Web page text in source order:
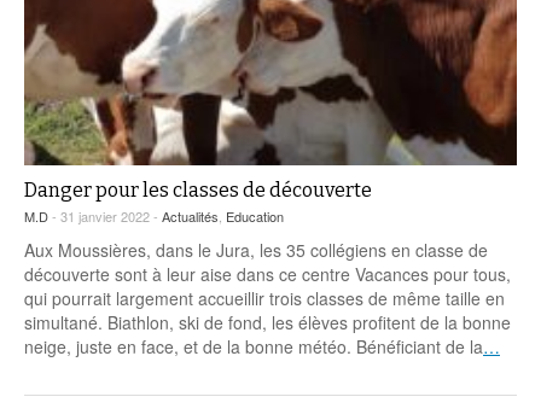
Danger pour les classes de découverte
M.D- 31 janvier 2022 - Actualités, Education
Aux Moussières, dans le Jura, les 35 collégiens en classe de
découverte sont à leur aise dans ce centre Vacances pour tous,
qui pourrait largement accueillir trois classes de même taille en
simultané. Biathlon, ski de fond, les élèves profitent de la bonne
neige, juste en face, et de la bonne météo. Bénéficiant de la…